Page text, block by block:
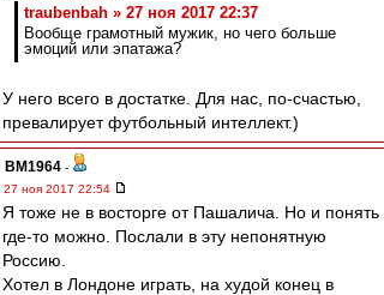
traubenbah » 27 ноя 2017 22:37
Вообще грамотный мужик, но чего больше
эмоций или эпатажа?
У него всего в достатке. Для нас, по-счастью,
превалирует футбольный интеллект.)
BM1964 -
27 ноя 2017 22:54
Я тоже не в восторге от Пашалича. Но и понять
где-то можно. Послали в эту непонятную
Россию.
Хотел в Лондоне играть, на худой конец в